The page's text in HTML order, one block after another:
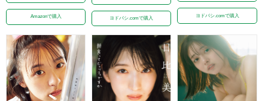
Amazonで購入 ヨドバシ.comで購入
ヨドバシ.comで購入